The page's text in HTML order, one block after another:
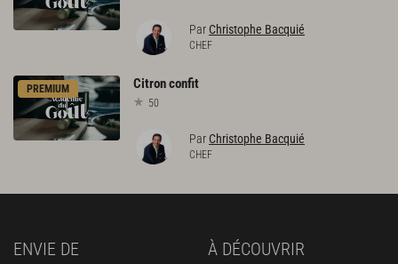
Par Christophe Bacquié
CHEF
PREMIUM Citronconfit
50
Par Christophe Bacquié
CHEF
ENVIE DE À DÉCOUVRIR